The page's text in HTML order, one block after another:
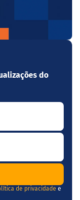
do
de privacidade e